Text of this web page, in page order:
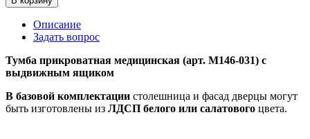
Описание
Задать вопрос
Тумба прикроватная медицинская (арт. М146-031) с
выдвижным ящиком
В базовой комплектации столешница и фасад дверцы могут
быть изготовлены из ЛДСП белого или салатового цвета.